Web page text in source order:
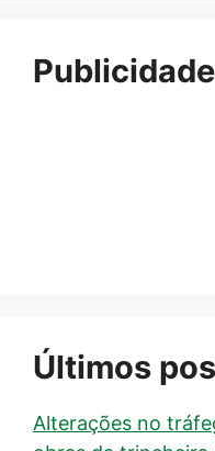
Publicidade
Últimos
Alterações no